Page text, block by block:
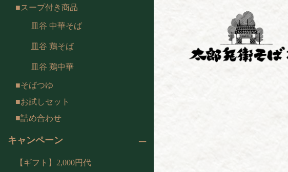
スープ付き商品
皿谷 中華そば
皿谷 鶏そば
皿谷 鶏中華
そばつゆ
お試しセット
詰め合わせ
キャンペーン
【ギフト】2,000円代